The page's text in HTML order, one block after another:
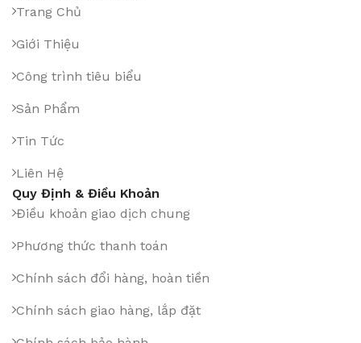
Trang Chủ
Giới Thiệu
Công trình tiêu biểu
Sản Phẩm
Tin Tức
Liên Hệ
Quy Định & Điều Khoản
Điều khoản giao dịch chung
Phương thức thanh toán
Chính sách đổi hàng, hoàn tiền
Chính sách giao hàng, lắp đặt